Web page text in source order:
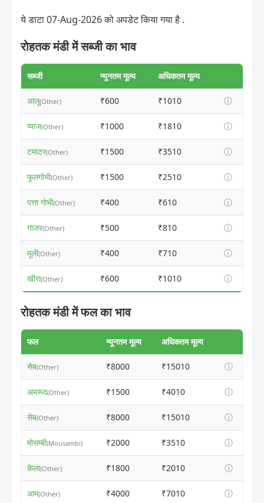
ये डाटा 07-Aug-2026 को अपडेट किया गया है .
रोहतक मंडी में सब्जी का भाव
सब्जी न्यूनतम मूल्य अधिकतम मूल्य
आलू(Other) ₹600 ₹1010 ⓘ
प्याज(Other) ₹1000 ₹1810 ⓘ
टमाटर(Other) ₹1500 ₹3510 ⓘ
फूलगोभी(Other) ₹1500 ₹2510 ⓘ
पत्ता गोभी(Other) ₹400 ₹610 ⓘ
गाजर(Other) ₹500 ₹810 ⓘ
मूली(Other) ₹400 ₹710 ⓘ
खीरा(Other) ₹600 ₹1010 ⓘ
रोहतक मंडी में फल का भाव
फल न्यूनतम मूल्य अधिकतम मूल्य
सेब(Other) ₹8000 ₹15010 ⓘ
अमरूद(Other) ₹1500 ₹4010 ⓘ
सेब(Other) ₹8000 ₹15010 ⓘ
मोसम्बी(Mousambi) ₹2000 ₹3510 ⓘ
केला(Other) ₹1800 ₹2010 ⓘ
आम(Other) ₹4000 ₹7010 ⓘ